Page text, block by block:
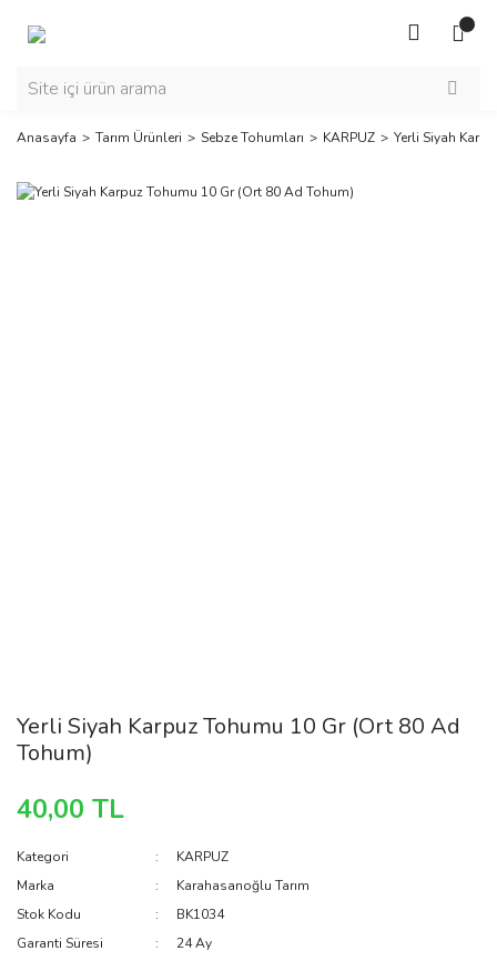
Anasayfa Tarım Ürünleri Sebze Tohumları KARPUZ Yerli Siyah
Yerli Siyah Karpuz Tohumu 10 Gr (Ort 80 Ad
Tohum)
40,00 TL
Kategori
KARPUZ
Marka
Karahasanoğlu Tarım
Stok Kodu
BK1034
Garanti Süresi
24 Ay